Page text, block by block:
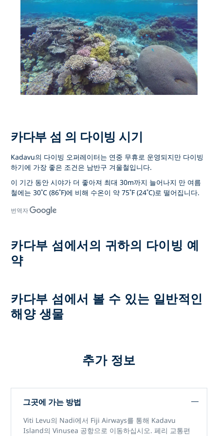
카다부 섬 의 다이빙 시기
Kadavu의 다이빙 오퍼레이터는 연중 무휴로 운영되지만 다이빙
하기에 가장 좋은 조건은 남반구 겨울철입니다.
이 기간 동안 시야가 더 좋아져 최대 30m까지 늘어나지 만 여름
철에는 30˚C (86˚F)에 비해 수온이 약 75˚F (24˚C)로 떨어집니다.
번역자
카다부 섬에서의 귀하의 다이빙 예
약
카다부 섬에서 볼 수 있는 일반적인
해양 생물
추가 정보
그곳에 가는 방법
Viti Levu의 Nadi에서 Fiji Airways를 통해 Kadavu
Island의 Vinusea 공항으로 이동하십시오. 페리 교통편